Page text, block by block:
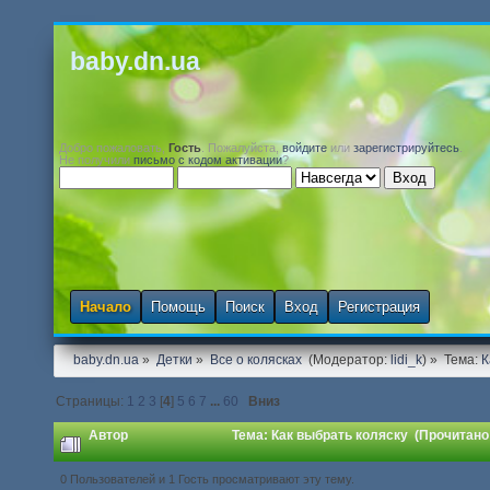
baby.dn.ua
Добро пожаловать, Гость . Пожалуйста,войдите или зарегистрируйтесь
Не получили письмо с кодом активации?
Начало Помощь Поиск Вход Регистрация
baby.dn.ua» Детки» Все о колясках (Модератор:lidi_k) » Тема:
Страницы: 1 2 3 [4] 5 6 7 ... 60 Вниз
Автор Тема: Как выбрать коляску (Прочитано
0 Пользователей и 1 Гость просматривают эту тему.